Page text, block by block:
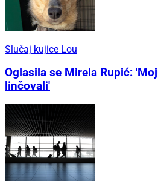
Slučaj kujice Lou
Oglasila se Mirela Rupić:
linčovali'